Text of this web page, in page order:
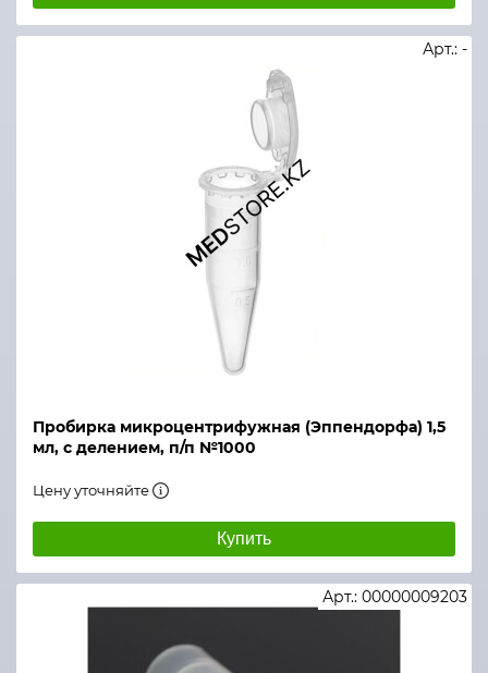
Пробирка микроцентрифужная (Эппендорфа) 1,5
мл, с делением, п/п №1000
Арт.: -
Цену уточняйте
Купить
Арт.: 00000009203